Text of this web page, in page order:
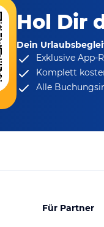
Hol Dir
Dein
Exklusive App-
Komplett
Alle
Für Partner